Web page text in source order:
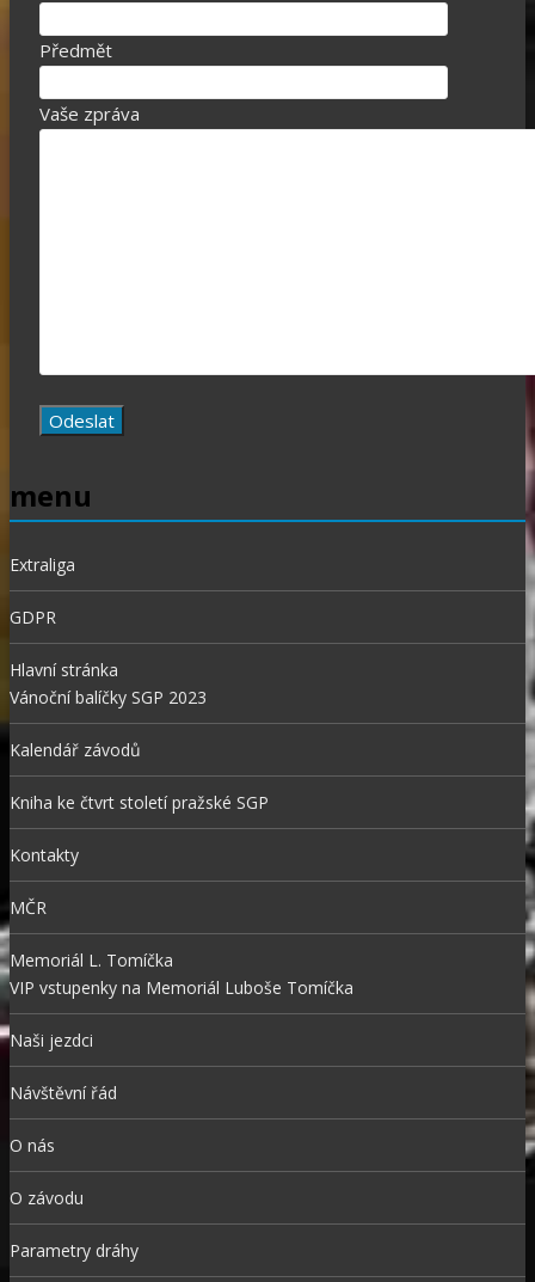
Předmět
Vaše zpráva
menu
Extraliga
GDPR
Hlavní stránka
Vánoční balíčky SGP 2023
Kalendář závodů
Kniha ke čtvrt století pražské SGP
Kontakty
MČR
Memoriál L. Tomíčka
VIP vstupenky na Memoriál Luboše Tomíčka
Naši jezdci
Návštěvní řád
O nás
O závodu
Parametry dráhy